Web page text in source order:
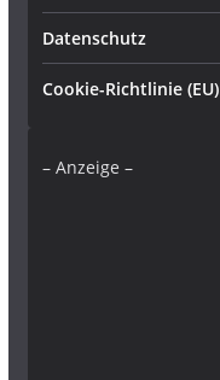
Datenschutz
Cookie-Richtlinie (EU)
– Anzeige –